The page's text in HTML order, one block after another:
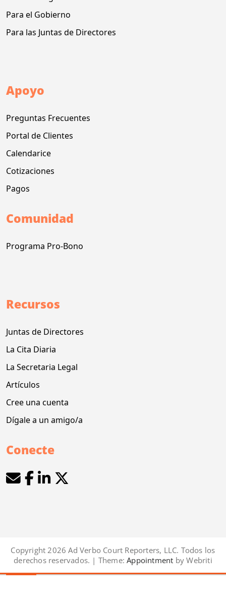
Para el Gobierno
Para las Juntas de Directores
Apoyo
Preguntas Frecuentes
Portal de Clientes
Calendarice
Cotizaciones
Pagos
Comunidad
Programa Pro-Bono
Recursos
Juntas de Directores
La Cita Diaria
La Secretaria Legal
Artículos
Cree una cuenta
Dígale a un amigo/a
Conecte
Copyright 2026 Ad Verbo Court Reporters, LLC. Todos los
derechos reservados. | Theme: Appointment by Webriti